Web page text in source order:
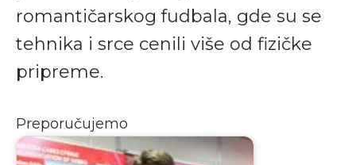
romantičarskog fudbala, gde su se
tehnika i srce cenili više od fizičke
pripreme.
Preporučujemo